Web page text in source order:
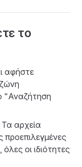
το
αφήστε
"Αναζήτηση
αρχεία
προεπιλεγμένες
οι ιδιότητες